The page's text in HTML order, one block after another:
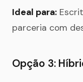
Ideal para:
parceria com
Opção 3: